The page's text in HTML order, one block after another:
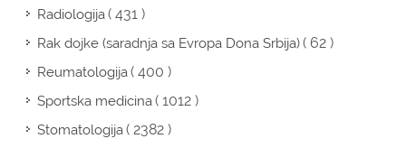
Radiologija( 431 )
Rak dojke (saradnja sa Evropa Dona Srbija)( 62 )
Reumatologija( 400 )
Sportska medicina( 1012 )
Stomatologija( 2382 )